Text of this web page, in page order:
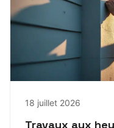
18 juillet 2026
Travaux aux